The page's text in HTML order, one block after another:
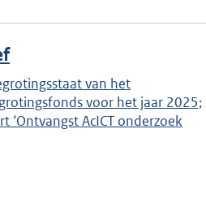
van het
voor het jaar 2025;
‘Ontvangst AcICT onderzoek